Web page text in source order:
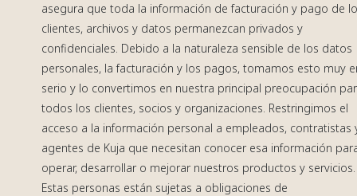
asegura que toda la información de facturación y pago de
clientes, archivos y datos permanezcan privados y
confidenciales. Debido a la naturaleza sensible de los datos
personales, la facturación y los pagos, tomamos esto muy
serio y lo convertimos en nuestra principal preocupación
todos los clientes, socios y organizaciones. Restringimos el
acceso a la información personal a empleados, contratistas
agentes de Kuja que necesitan conocer esa información
operar, desarrollar o mejorar nuestros productos y servicios.
Estas personas están sujetas a obligaciones de